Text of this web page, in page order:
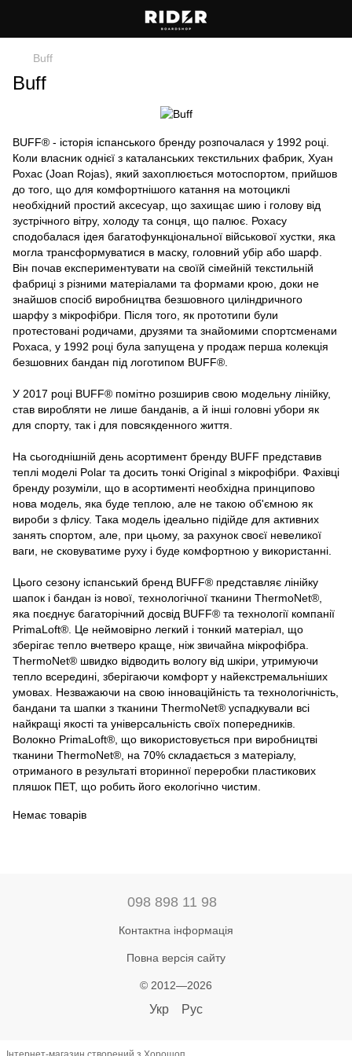
Buff
Buff
BUFF® - історія іспанського бренду розпочалася у 1992 році.
Коли власник однієї з каталанських текстильних фабрик, Хуан
Рохас (Joan Rojas), який захоплюється мотоспортом, прийшов
до того, що для комфортнішого катання на мотоциклі
необхідний простий аксесуар, що захищає шию і голову від
зустрічного вітру, холоду та сонця, що палює. Рохасу
сподобалася ідея багатофункціональної військової хустки, яка
могла трансформуватися в маску, головний убір або шарф.
Він почав експериментувати на своїй сімейній текстильній
фабриці з різними матеріалами та формами крою, доки не
знайшов спосіб виробництва безшовного циліндричного
шарфу з мікрофібри. Після того, як прототипи були
протестовані родичами, друзями та знайомими спортсменами
Рохаса, у 1992 році була запущена у продаж перша колекція
безшовних бандан під логотипом BUFF®.
У 2017 році BUFF® помітно розширив свою модельну лінійку,
став виробляти не лише банданів, а й інші головні убори як
для спорту, так і для повсякденного життя.
На сьогоднішній день асортимент бренду BUFF представив
теплі моделі Polar та досить тонкі Original з мікрофібри. Фахівці
бренду розуміли, що в асортименті необхідна принципово
нова модель, яка буде теплою, але не такою об'ємною як
вироби з флісу. Така модель ідеально підійде для активних
занять спортом, але, при цьому, за рахунок своєї невеликої
ваги, не сковуватиме руху і буде комфортною у використанні.
Цього сезону іспанський бренд BUFF® представляє лінійку
шапок і бандан із нової, технологічної тканини ThermoNet®,
яка поєднує багаторічний досвід BUFF® та технології компанії
PrimaLoft®. Це неймовірно легкий і тонкий матеріал, що
зберігає тепло вчетверо краще, ніж звичайна мікрофібра.
ThermoNet® швидко відводить вологу від шкіри, утримуючи
тепло всередині, зберігаючи комфорт у найекстремальніших
умовах. Незважаючи на свою інноваційність та технологічність,
бандани та шапки з тканини ThermoNet® успадкували всі
найкращі якості та універсальність своїх попередників.
Волокно PrimaLoft®, що використовується при виробництві
тканини ThermoNet®, на 70% складається з матеріалу,
отриманого в результаті вторинної переробки пластикових
пляшок ПЕТ, що робить його екологічно чистим.
Немає товарів
098 898 11 98
Контактна інформація
Повна версія сайту
© 2012—2026
Укр Рус